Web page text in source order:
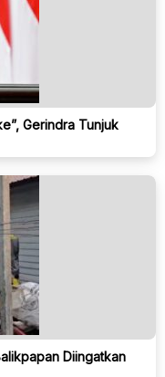
Gerindra Tunjuk
Diingatkan